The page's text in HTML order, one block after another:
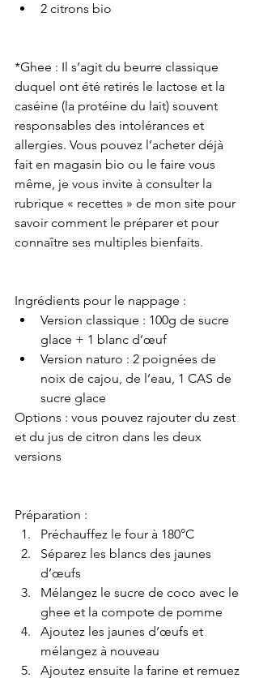
2 citrons bio
*Ghee : Il s’agit du beurre classique
duquel ont été retirés le lactose et la
caséine (la protéine du lait) souvent
responsables des intolérances et
allergies. Vous pouvez l’acheter déjà
fait en magasin bio ou le faire vous
même, je vous invite à consulter la
rubrique « recettes » de mon site pour
savoir comment le préparer et pour
connaître ses multiples bienfaits.
Ingrédients pour le nappage :
Version classique : 100g de sucre
glace + 1 blanc d’œuf
Version naturo : 2 poignées de
noix de cajou, de l’eau, 1 CAS de
sucre glace
Options : vous pouvez rajouter du zest
et du jus de citron dans les deux
versions
Préparation :
Préchauffez le four à 180°C
Séparez les blancs des jaunes
d’œufs
Mélangez le sucre de coco avec le
ghee et la compote de pomme
Ajoutez les jaunes d’œufs et
mélangez à nouveau
Ajoutez ensuite la farine et remuez